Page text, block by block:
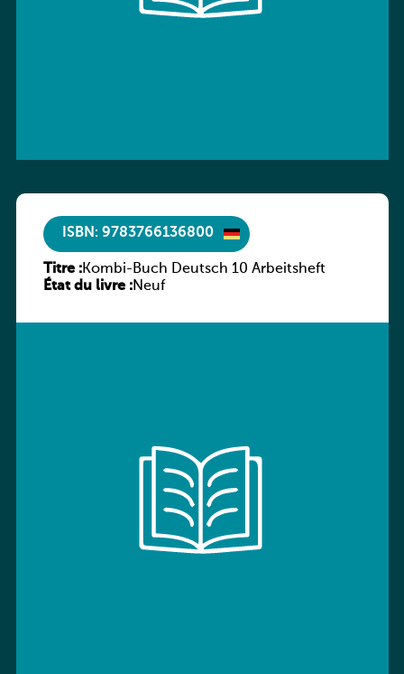
ISBN: 9783766136800
Titre :Kombi-Buch Deutsch 10 Arbeitsheft
État du livre :Neuf